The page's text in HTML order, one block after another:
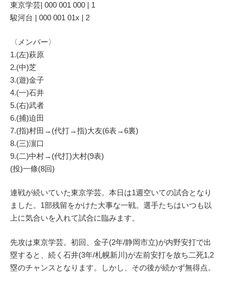
東京学芸| 000 001 000 | 1
駿河台 | 000 001 01x | 2
〈メンバー〉
1.(左)萩原
2.(中)芝
3.(遊)金子
4.(一)石井
5.(右)武者
6.(捕)迫田
7.(指)村田→(代打→指)大友(6表→6裏)
8.(三)濵口
9.(二)中村→(代打)大村(9表)
(投)一條(8回)
連戦が続いていた東京学芸。本日は1週空いての試合となり
ました。1部残留をかけた大事な一戦。選手たちはいつも以
上に気合いを入れて試合に臨みます。
先攻は東京学芸。初回、金子(2年/静岡市立)が内野安打で出
塁すると、続く石井(3年/札幌新川)が左前安打を放ち二死1,2
塁のチャンスとなります。しかし、その後が続かず無得点。